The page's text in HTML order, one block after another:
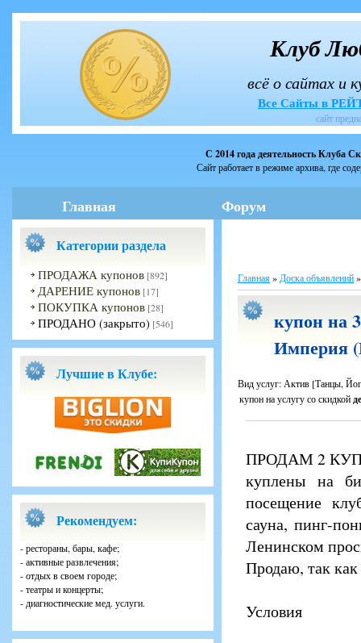
Клуб
всё о сайтах и
Все Сайты в
сайт
С 2014 года деятельность Клуба
Сайт работает в режиме архива, где
Главная Форум
Категории раздела
ПРОДАЖА купонов [892]
ДАРЕНИЕ купонов [17]
ПОКУПКА купонов [28]
ПРОДАНО (закрыто) [546]
Лучшие в Клубе:
Рекомендуем:
- рестораны, бары, кафе;
- активные развлечения;
- отдых в своем городе;
- театры и концерты;
- диагностические мед. услуги.
Главная» Доска объявлений
купон на
Империя
Вид услуг: Актив [Танцы,
купон на услугу со скидкой
ПРОДАМ 2
куплены на
посещение
сауна, пинг-
Ленинском
Продаю, так
Условия